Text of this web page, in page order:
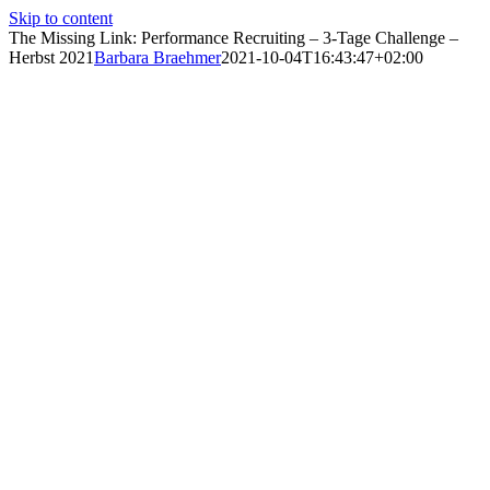
Skip to content
The Missing Link: Performance Recruiting – 3-Tage Challenge –
Herbst 2021Barbara Braehmer2021-10-04T16:43:47+02:00